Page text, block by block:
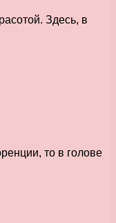
Здесь, в
то в голове